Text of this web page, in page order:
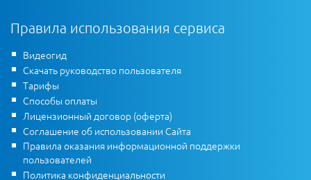
Правила использования сервиса
Видеогид
Скачать руководство пользователя
Тарифы
Способы оплаты
Лицензионный договор (оферта)
Соглашение об использовании Сайта
Правила оказания информационной поддержки
пользователей
Политика конфиденциальности